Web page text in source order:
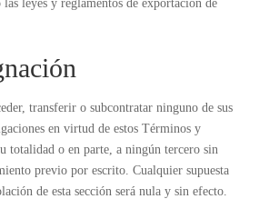
leyes y reglamentos de exportación de
transferir o subcontratar ninguno de sus
en virtud de estos Términos y
totalidad o en parte, a ningún tercero sin
previo por escrito. Cualquier supuesta
de esta sección será nula y sin efecto.